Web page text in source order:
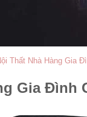
Thất Nhà Hàng Gia
Gia Đình